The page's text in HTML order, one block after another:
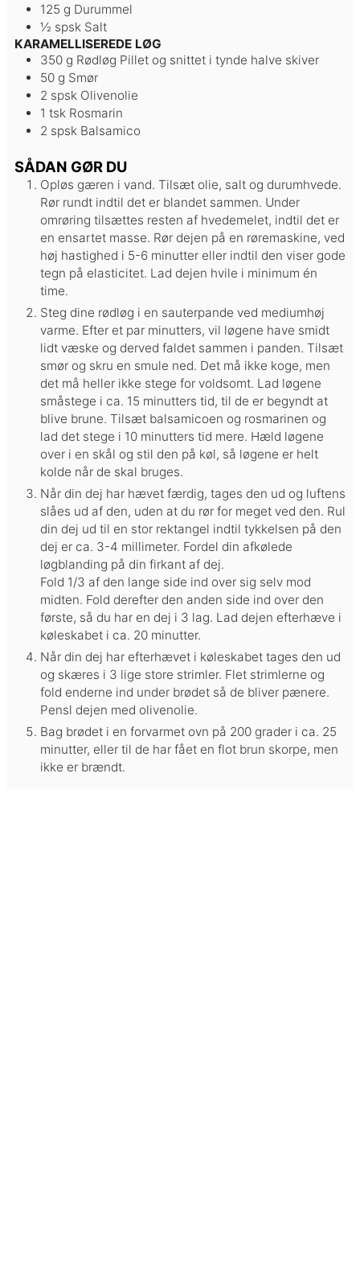
125 g Durummel
½ spsk Salt
KARAMELLISEREDE LØG
350 g Rødløg Pillet og snittet i tynde halve skiver
50 g Smør
2 spsk Olivenolie
1 tsk Rosmarin
2 spsk Balsamico
SÅDAN GØR DU
Opløs gæren i vand. Tilsæt olie, salt og durumhvede.
Rør rundt indtil det er blandet sammen. Under
omrøring tilsættes resten af hvedemelet, indtil det er
en ensartet masse. Rør dejen på en røremaskine, ved
høj hastighed i 5-6 minutter eller indtil den viser gode
tegn på elasticitet. Lad dejen hvile i minimum én
time.
Steg dine rødløg i en sauterpande ved mediumhøj
varme. Efter et par minutters, vil løgene have smidt
lidt væske og derved faldet sammen i panden. Tilsæt
smør og skru en smule ned. Det må ikke koge, men
det må heller ikke stege for voldsomt. Lad løgene
småstege i ca. 15 minutters tid, til de er begyndt at
blive brune. Tilsæt balsamicoen og rosmarinen og
lad det stege i 10 minutters tid mere. Hæld løgene
over i en skål og stil den på køl, så løgene er helt
kolde når de skal bruges.
Når din dej har hævet færdig, tages den ud og luftens
slåes ud af den, uden at du rør for meget ved den. Rul
din dej ud til en stor rektangel indtil tykkelsen på den
dej er ca. 3-4 millimeter. Fordel din afkølede
løgblanding på din firkant af dej.
Fold 1/3 af den lange side ind over sig selv mod
midten. Fold derefter den anden side ind over den
første, så du har en dej i 3 lag. Lad dejen efterhæve i
køleskabet i ca. 20 minutter.
Når din dej har efterhævet i køleskabet tages den ud
og skæres i 3 lige store strimler. Flet strimlerne og
fold enderne ind under brødet så de bliver pænere.
Pensl dejen med olivenolie.
Bag brødet i en forvarmet ovn på 200 grader i ca. 25
minutter, eller til de har fået en flot brun skorpe, men
ikke er brændt.